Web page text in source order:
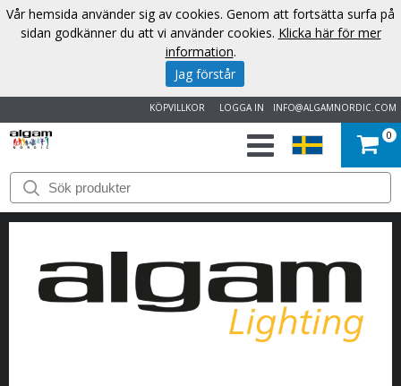
INFO@ALGAMNORDIC.COM
LOGGA IN
KÖPVILLKOR
START
VARUMÄRKEN
NYHETER
0
Vår hemsida använder sig av cookies. Genom att fortsätta surfa på
sidan godkänner du att vi använder cookies. Klicka här för mer
information.
Jag förstår